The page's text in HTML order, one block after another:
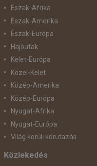
Észak-Afrika
Észak-Amerika
Észak-Európa
Hajóutak
Kelet-Európa
Közel-Kelet
Közép-Amerika
Közép-Európa
Nyugat-Afrika
Nyugat-Európa
Világ körüli körutazás
Közlekedés